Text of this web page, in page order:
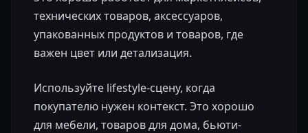
технических товаров, аксессуаров,
упакованных продуктов и товаров, где
важен цвет или детализация.
Используйте lifestyle-сцену, когда
покупателю нужен контекст. Это хорошо
для мебели, товаров для дома, бьюти-